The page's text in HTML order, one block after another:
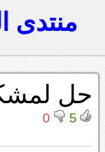
منتدى
حل
5
0